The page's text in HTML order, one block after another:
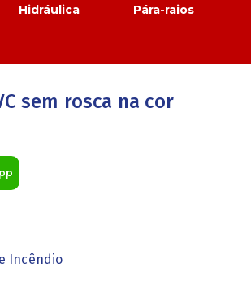
Hidráulica Pára-raios
sem rosca na cor
Incêndio